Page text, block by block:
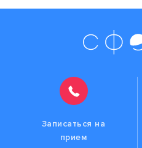
Записаться на
прием